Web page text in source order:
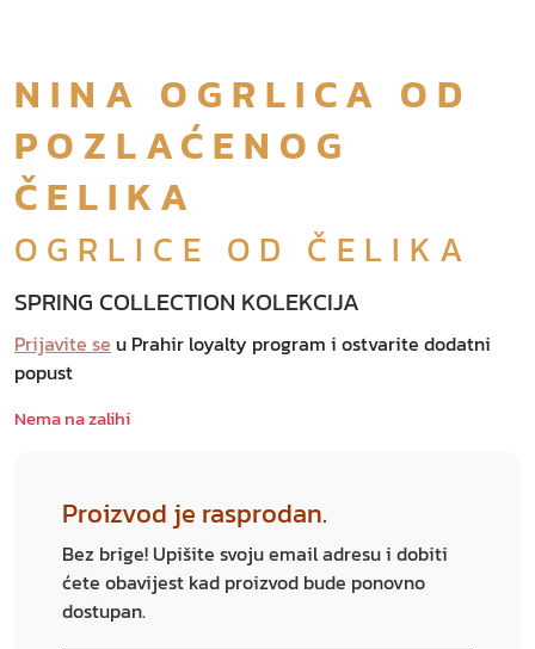
NINA OGRLICA OD
POZLAĆENOG
ČELIKA
OGRLICE OD ČELIKA
SPRING COLLECTION KOLEKCIJA
Prijavite se u Prahir loyalty program i ostvarite dodatni
popust
Nema na zalihi
Proizvod je rasprodan.
Bez brige! Upišite svoju email adresu i dobiti
ćete obavijest kad proizvod bude ponovno
dostupan.